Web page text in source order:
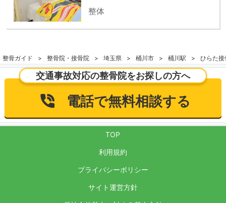
整体
整骨ガイド 整骨院・接骨院 埼玉県 桶川市 桶川駅 ひらた接
交通事故対応の整骨院をお探しの方へ
電話で無料相談する
TOP
利用規約
プライバシーポリシー
サイト運営方針